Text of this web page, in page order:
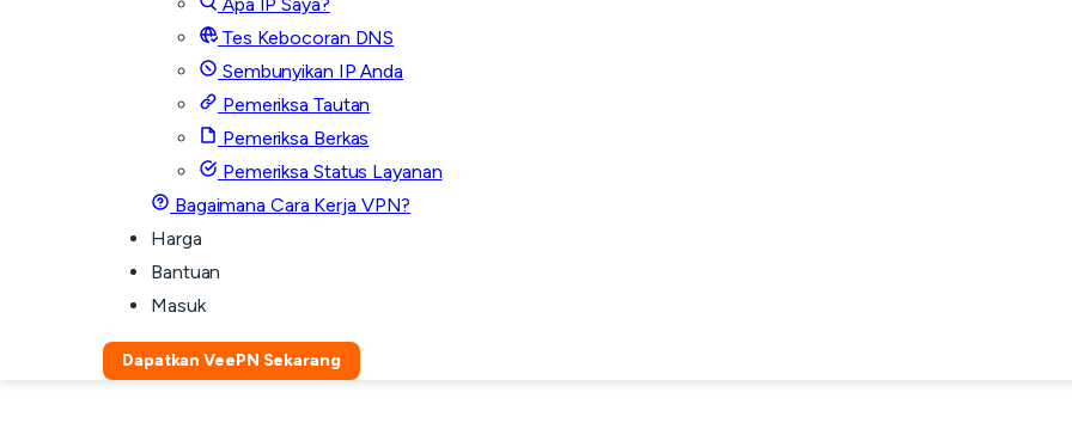
Tes Kebocoran DNS
Sembunyikan IP Anda
Pemeriksa Tautan
Pemeriksa Berkas
Pemeriksa Status Layanan
Bagaimana Cara Kerja VPN?
Harga
Bantuan
Masuk
Dapatkan VeePN Sekarang